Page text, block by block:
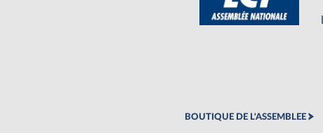
BOUTIQUE DE L'ASSEMBLEE